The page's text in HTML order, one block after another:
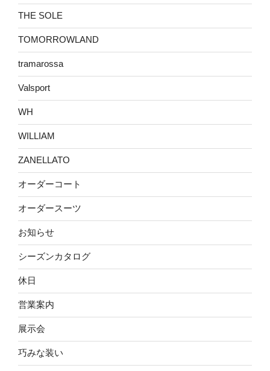
THE SOLE
TOMORROWLAND
tramarossa
Valsport
WH
WILLIAM
ZANELLATO
オーダーコート
オーダースーツ
お知らせ
シーズンカタログ
休日
営業案内
展示会
巧みな装い